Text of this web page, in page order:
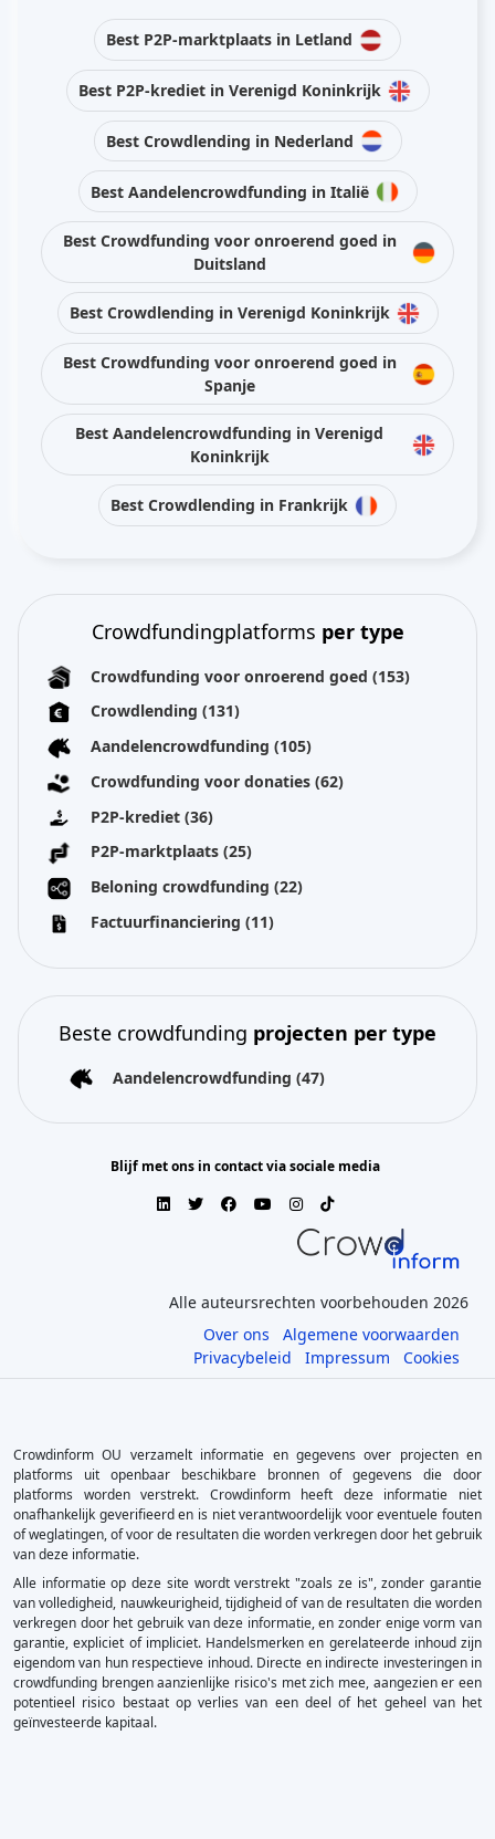
Best P2P-marktplaats in Letland
Best P2P-krediet in Verenigd Koninkrijk
Best Crowdlending in Nederland
Best Aandelencrowdfunding in Italië
Best Crowdfunding voor onroerend goed in
Duitsland
Best Crowdlending in Verenigd Koninkrijk
Best Crowdfunding voor onroerend goed in
Spanje
Best Aandelencrowdfunding in Verenigd
Koninkrijk
Best Crowdlending in Frankrijk
Crowdfundingplatforms per type
Crowdfunding voor onroerend goed (153)
Crowdlending (131)
Aandelencrowdfunding (105)
Crowdfunding voor donaties (62)
P2P-krediet (36)
P2P-marktplaats (25)
Beloning crowdfunding (22)
Factuurfinanciering (11)
Beste crowdfunding projecten per type
Aandelencrowdfunding (47)
Blijf met ons in contact via sociale media
Alle auteursrechten voorbehouden 2026
Over ons
Algemene voorwaarden
Privacybeleid
Impressum Cookies
Crowdinform OU verzamelt informatie en gegevens over projecten en
platforms uit openbaar beschikbare bronnen of gegevens die door
platforms worden verstrekt. Crowdinform heeft deze informatie niet
onafhankelijk geverifieerd en is niet verantwoordelijk voor eventuele fouten
of weglatingen, of voor de resultaten die worden verkregen door het gebruik
van deze informatie.
Alle informatie op deze site wordt verstrekt "zoals ze is", zonder garantie
van volledigheid, nauwkeurigheid, tijdigheid of van de resultaten die worden
verkregen door het gebruik van deze informatie, en zonder enige vorm van
garantie, expliciet of impliciet. Handelsmerken en gerelateerde inhoud zijn
eigendom van hun respectieve inhoud. Directe en indirecte investeringen in
crowdfunding brengen aanzienlijke risico's met zich mee, aangezien er een
potentieel risico bestaat op verlies van een deel of het geheel van het
geïnvesteerde kapitaal.